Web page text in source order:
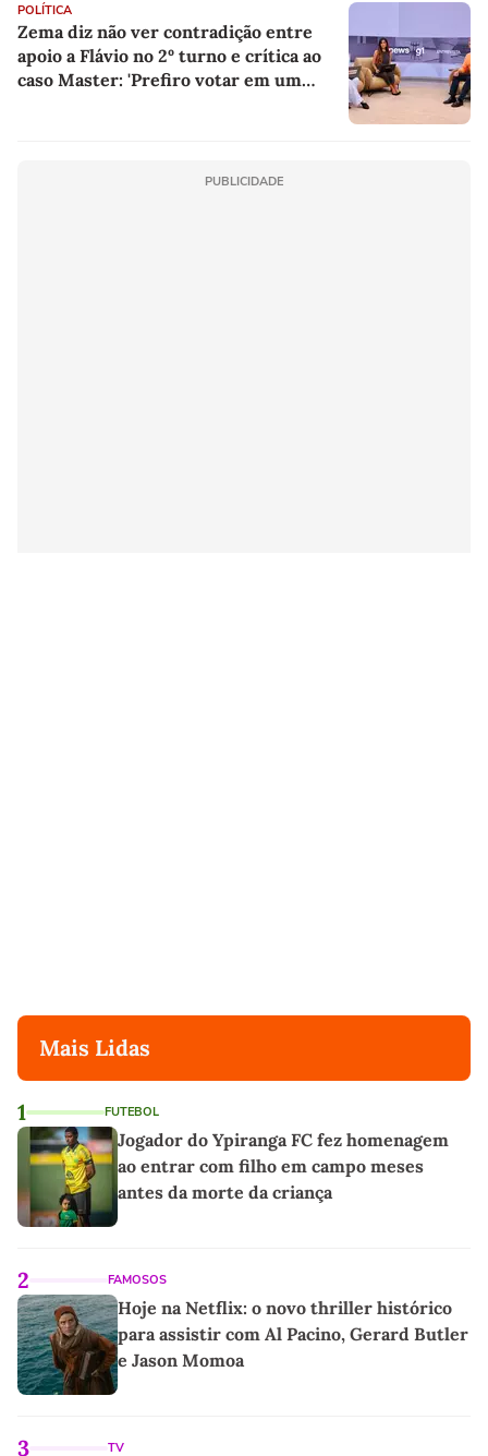
POLÍTICA
Zema diz não ver contradição entre
apoio a Flávio no 2º turno e crítica ao
caso Master: 'Prefiro votar em um
PUBLICIDADE
Mais Lidas
1 FUTEBOL
Jogador do Ypiranga FC fez homenagem
ao entrar com filho em campo meses
antes da morte da criança
2 FAMOSOS
Hoje na Netflix: o novo thriller histórico
para assistir com Al Pacino, Gerard Butler
e Jason Momoa
3 TV